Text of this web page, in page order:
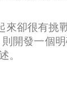
來卻很有
開發一個
。